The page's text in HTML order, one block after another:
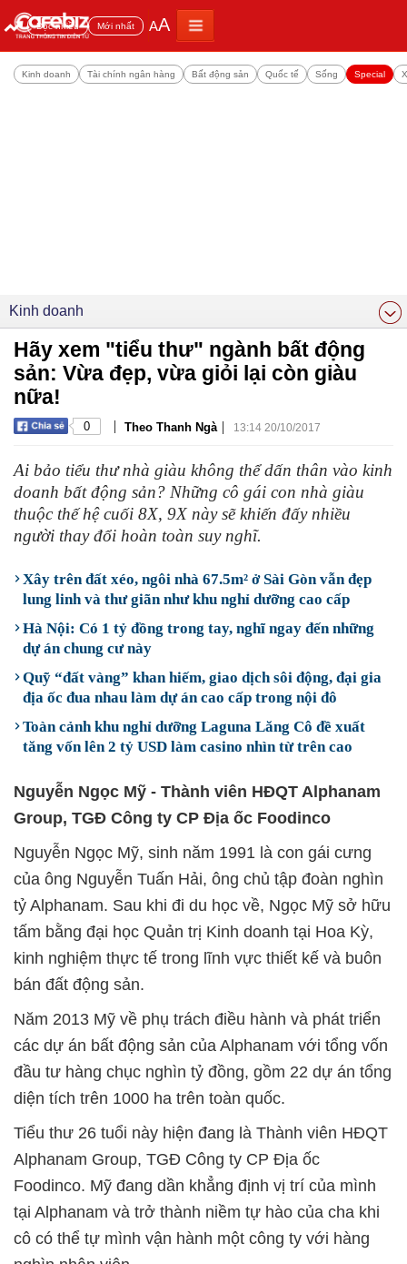
Đọc nhiều Mới nhất AA
Kinh doanh Tài chính ngân hàng Bất động sản Quốc tế Sống Special
Kinh doanh
Hãy xem "tiểu thư" ngành bất động
sản: Vừa đẹp, vừa giỏi lại còn giàu
nữa!
0 | Theo Thanh Ngà | 13:14 20/10/2017
Ai bảo tiểu thư nhà giàu không thể dấn thân vào kinh
doanh bất động sản? Những cô gái con nhà giàu
thuộc thế hệ cuối 8X, 9X này sẽ khiến đấy nhiều
người thay đổi hoàn toàn suy nghĩ.
Xây trên đất xéo, ngôi nhà 67.5m² ở Sài Gòn vẫn đẹp
lung linh và thư giãn như khu nghỉ dưỡng cao cấp
Hà Nội: Có 1 tỷ đồng trong tay, nghĩ ngay đến những
dự án chung cư này
Quỹ “đất vàng” khan hiếm, giao dịch sôi động, đại gia
địa ốc đua nhau làm dự án cao cấp trong nội đô
Toàn cảnh khu nghỉ dưỡng Laguna Lăng Cô đề xuất
tăng vốn lên 2 tỷ USD làm casino nhìn từ trên cao
Nguyễn Ngọc Mỹ - Thành viên HĐQT Alphanam
Group, TGĐ Công ty CP Địa ốc Foodinco
Nguyễn Ngọc Mỹ, sinh năm 1991 là con gái cưng
của ông Nguyễn Tuấn Hải, ông chủ tập đoàn nghìn
tỷ Alphanam. Sau khi đi du học về, Ngọc Mỹ sở hữu
tấm bằng đại học Quản trị Kinh doanh tại Hoa Kỳ,
kinh nghiệm thực tế trong lĩnh vực thiết kế và buôn
bán đất động sản.
Năm 2013 Mỹ về phụ trách điều hành và phát triển
các dự án bất động sản của Alphanam với tổng vốn
đầu tư hàng chục nghìn tỷ đồng, gồm 22 dự án tổng
diện tích trên 1000 ha trên toàn quốc.
Tiểu thư 26 tuổi này hiện đang là Thành viên HĐQT
Alphanam Group, TGĐ Công ty CP Địa ốc
Foodinco. Mỹ đang dần khẳng định vị trí của mình
tại Alphanam và trở thành niềm tự hào của cha khi
cô có thể tự mình vận hành một công ty với hàng